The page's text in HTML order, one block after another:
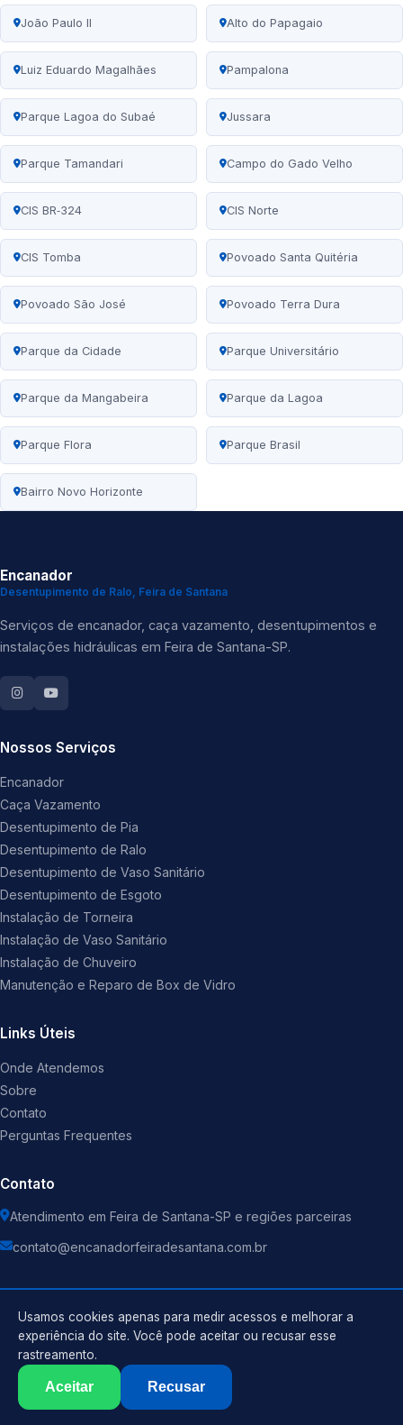
João Paulo II Alto do Papagaio
Luiz Eduardo Magalhães Pampalona
Parque Lagoa do Subaé Jussara
Parque Tamandari Campo do Gado Velho
CIS BR‑324 CIS Norte
CIS Tomba Povoado Santa Quitéria
Povoado São José Povoado Terra Dura
Parque da Cidade Parque Universitário
Parque da Mangabeira Parque da Lagoa
Parque Flora Parque Brasil
Bairro Novo Horizonte
Encanador
Desentupimento de Ralo, Feira de Santana
Serviços de encanador, caça vazamento, desentupimentos e
instalações hidráulicas em Feira de Santana-SP.
Nossos Serviços
Encanador
Caça Vazamento
Desentupimento de Pia
Desentupimento de Ralo
Desentupimento de Vaso Sanitário
Desentupimento de Esgoto
Instalação de Torneira
Instalação de Vaso Sanitário
Instalação de Chuveiro
Manutenção e Reparo de Box de Vidro
Links Úteis
Onde Atendemos
Sobre
Contato
Perguntas Frequentes
Contato
Atendimento em Feira de Santana-SP e regiões parceiras
contato@encanadorfeiradesantana.com.br
2026 Encanador . Todos os direitos reservados.
Política de Privacidade
Termos de Uso
Usamos cookies apenas para medir acessos e melhorar a
experiência do site. Você pode aceitar ou recusar esse
rastreamento.
Aceitar Recusar